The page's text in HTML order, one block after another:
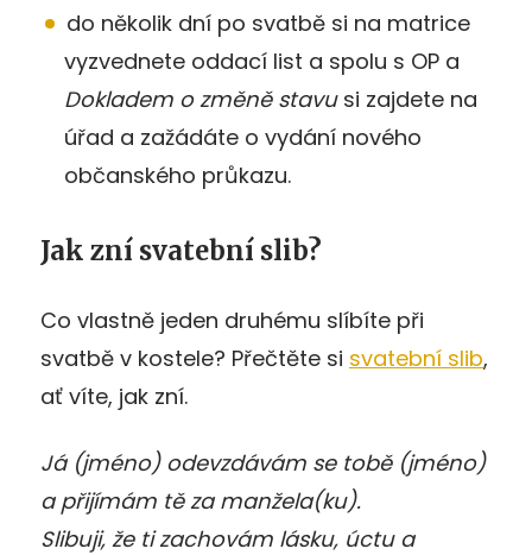
do několik dní po svatbě si na matrice
vyzvednete oddací list a spolu s OP a
Dokladem o změně stavusi zajdete na
úřad a zažádáte o vydání nového
občanského průkazu.
Jak zní svatební slib?
Co vlastně jeden druhému slíbíte při
svatbě v kostele? Přečtěte si svatební slib,
ať víte, jak zní.
Já (jméno) odevzdávám se tobě (jméno)
a přijímám tě za manžela(ku).
Slibuji, že ti zachovám lásku, úctu a